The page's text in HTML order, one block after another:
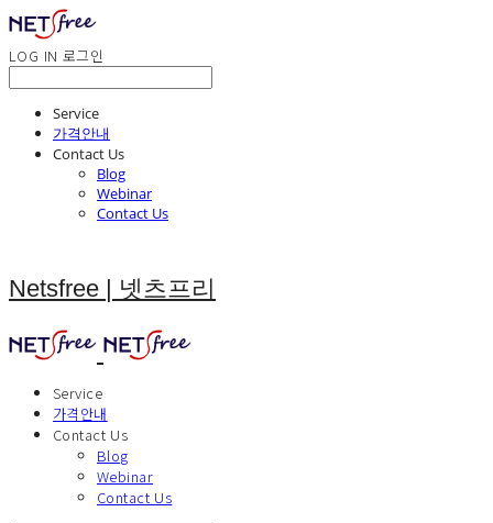
LOG IN 로그인
Service
가격안내
Contact Us
Blog
Webinar
Contact Us
Netsfree | 넷츠프리
Service
가격안내
Contact Us
Blog
Webinar
Contact Us